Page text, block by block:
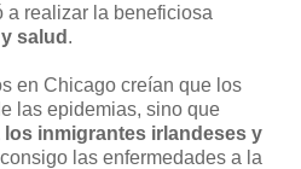
a realizar la beneficiosa
salud .
en Chicago creían que los
las epidemias, sino que
los inmigrantes irlandeses y
las enfermedades a la